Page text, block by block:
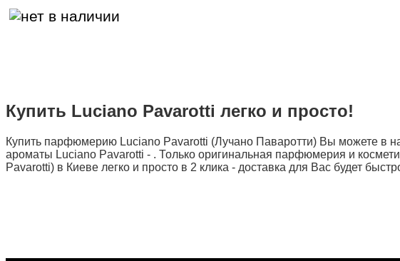
Купить Luciano Pavarotti легко и просто!
Купить парфюмерию Luciano Pavarotti (Лучано Паваротти) Вы можете в
ароматы Luciano Pavarotti - . Только оригинальная парфюмерия и
Pavarotti) в Киеве легко и просто в 2 клика - доставка для Вас будет